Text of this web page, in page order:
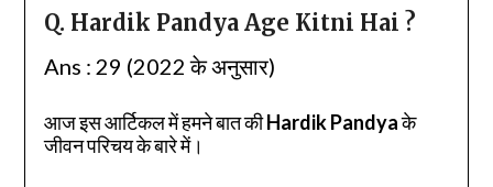
Q. Hardik Pandya Age Kitni Hai ?
Ans : 29 (2022 के अनुसार)
आज इस आर्टिकल में हमने बात कीHardik Pandyaके
जीवन परिचय के बारे में।